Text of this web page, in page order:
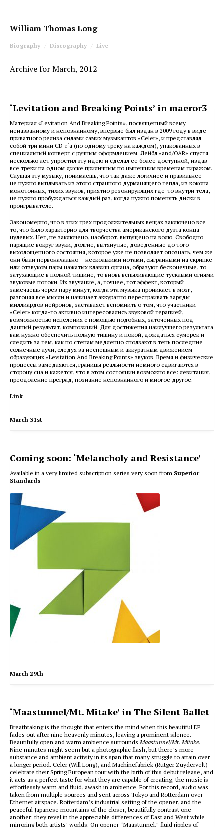
William Thomas Long
Biography Discography Live
Archive for March, 2012
‘Levitation and Breaking Points’ in maeror3
Материал «Levitation And Breaking Points», посвященный всему
неназванному и непознанному, впервые был издан в 2009 году в виде
приватного релиза силами самих музыкантов «Celer», и представлял
собой три мини CD-r`a (по одному треку на каждом), упакованных в
специальный конверт с ручным оформлением. Лейбл «and/OAR» спустя
несколько лет упростил эту идею и сделал ее более доступной, издав
все треки на одном диске приличным по нынешним временам тиражом.
Слушая эту музыку, понимаешь, что так даже логичнее и правильнее –
не нужно выплывать из этого странного дурманящего тепла, из кокона
монотонных, тихих звуков, приятно резонирующих где-то внутри тела,
не нужно пробуждаться каждый раз, когда нужно поменять диски в
проигрывателе.
Закономерно, что в этих трех продолжительных вещах заключено все
то, что было характерно для творчества американского дуэта конца
нулевых. Нет, не заключено, наоборот, выпущено на волю. Свободно
парящие вокруг звуки, долгие, вытянутые, доведенные до того
выхолощенного состояния, которое уже не позволяет опознать, чем же
они были первоначально – несколькими нотами, сыгранными на скрипке
или отзвуком пары нажатых клавиш органа, образуют бесконечные, то
затухающие в полной тишине, то вновь вспыхивающие тусклыми огнями
звуковые потоки. Их звучание, а, точнее, тот эффект, который
замечаешь через пару минут, когда эта музыка проникает в мозг,
разгоняя все мысли и начинает аккуратно перестраивать заряды
миллиардов нейронов, заставляет вспомнить о том, что участники
«Celer» когда-то активно интересовались звуковой терапией,
возможностью исцеления с помощью подобных, заточенных под
данный результат, композиций. Для достижения наилучшего результата
вам нужно обеспечить полную тишину и покой, дождаться сумерек и
следить за тем, как по стенам медленно сползают в тень последние
солнечные лучи, следуя за неспешным и аккуратным движением
образующих «Levitation And Breaking Points» звуков. Время и физические
процессы замедляются, границы реальности немного сдвигаются в
сторону сна и кажется, что в этом состоянии возможно все: левитация,
преодоление преград, познание непознанного и многое другое.
Link
March 31st
Coming soon: ‘Melancholy and Resistance’
Available in a very limited subscription series very soon from Superior
Standards
March 29th
‘Maastunnel/Mt. Mitake’ in The Silent Ballet
Breathtaking is the thought that enters the mind when this beautiful EP
fades out after nine heavenly minutes, leaving a prominent silence.
Beautifully open and warm ambience surrounds Maastunnel/Mt. Mitake.
Nine minutes might seem but a photographic flash, but there’s more
substance and ambient activity in its span that many struggle to attain over
a longer period. Celer (Will Long), and Machinefabriek (Rutger Zuydervelt)
celebrate their Spring European tour with the birth of this debut release, and
it acts as a perfect taste for what they are capable of creating; the music is
effortlessly warm and fluid, awash in ambience. For this record, audio was
taken from multiple sources and sent across Tokyo and Rotterdam over
Ethernet airspace. Rotterdam’s industrial setting of the opener, and the
peaceful Japanese mountains of the closer, beautifully contrast one
another; they revel in the appreciable differences of East and West while
mirroring both artists’ worlds. On opener “Maastunnel,” fluid ripples of